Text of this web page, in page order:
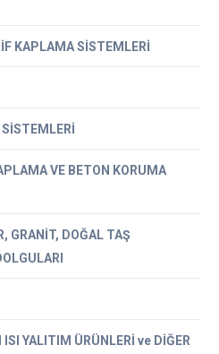
KAPLAMA SİSTEMLERİ
VE BETON KORUMA
GRANİT, DOĞAL TAŞ
YALITIM ÜRÜNLERİ ve DİĞER